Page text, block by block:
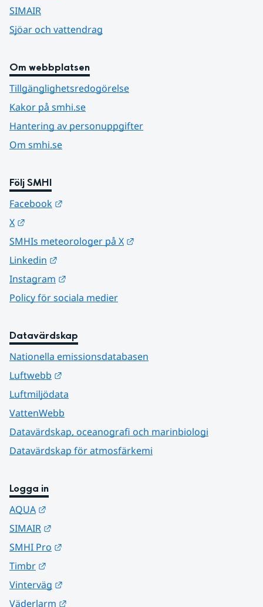
SIMAIR
Sjöar och vattendrag
Om webbplatsen
Tillgänglighetsredogörelse
Kakor på smhi.se
Hantering av personuppgifter
Om smhi.se
Följ SMHI
Facebook
X
SMHIs meteorologer på X
Linkedin
Instagram
Policy för sociala medier
Datavärdskap
Nationella emissionsdatabasen
Luftwebb
Luftmiljödata
VattenWebb
Datavärdskap, oceanografi och marinbiologi
Datavärdskap för atmosfärkemi
Logga in
AQUA
SIMAIR
SMHI Pro
Timbr
Vinterväg
Väderlarm